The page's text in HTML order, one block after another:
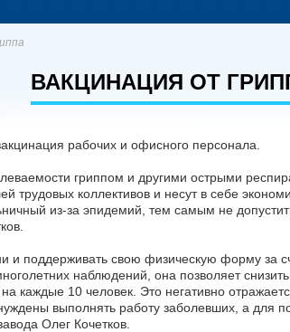
ВАКЦИНАЦИЯ ОТ
рабочих и офисного персонала.
гриппом и другими острыми
трудовых коллективов и несут в себе
из-за эпидемий, тем самым не
и поддерживать свою физическую форму за
наблюдений, она позволяет
каждые 10 человек. Это негативно
выполнять работу заболевших, а для
Олег Кочетков.